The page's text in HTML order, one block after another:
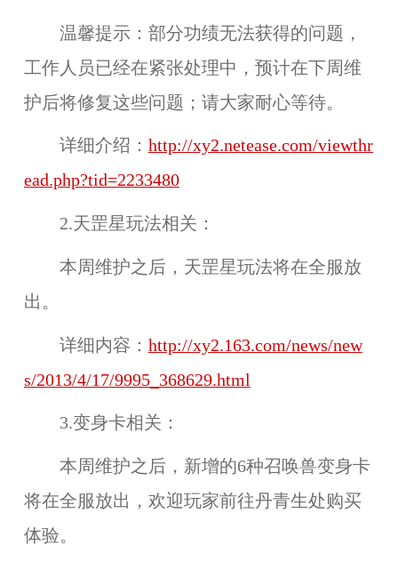
温馨提示： 部分功绩无法获得的问题，
工作人员已经在紧张处理中，预计在下周维
护后将修复这些问题；请大家耐心等待。
详细介绍： http://xy2.netease.com/viewthr
ead.php?tid=2233480
2.天罡星玩法相关：
本周维护之后， 天罡星玩法将在全服放
出。
详细内容： http://xy2.163.com/news/new
s/2013/4/17/9995_368629.html
3.变身卡相关：
本周维护之后，新增的6种召唤兽变身卡
将在全服放出，欢迎玩家前往丹青生处购买
体验。